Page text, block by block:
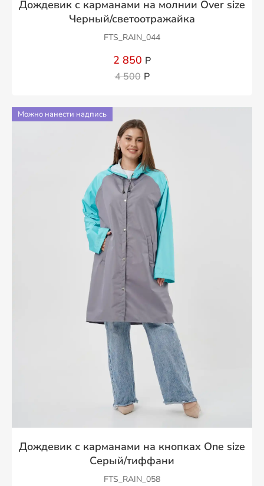
Дождевик с карманами на молнии Over size
Черный/светоотражайка
FTS_RAIN_044
2 850 Р
4 500 Р
Можно нанести надпись
Дождевик с карманами на кнопках One size
Серый/тиффани
FTS_RAIN_058